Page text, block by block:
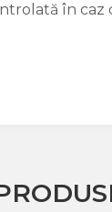
în caz